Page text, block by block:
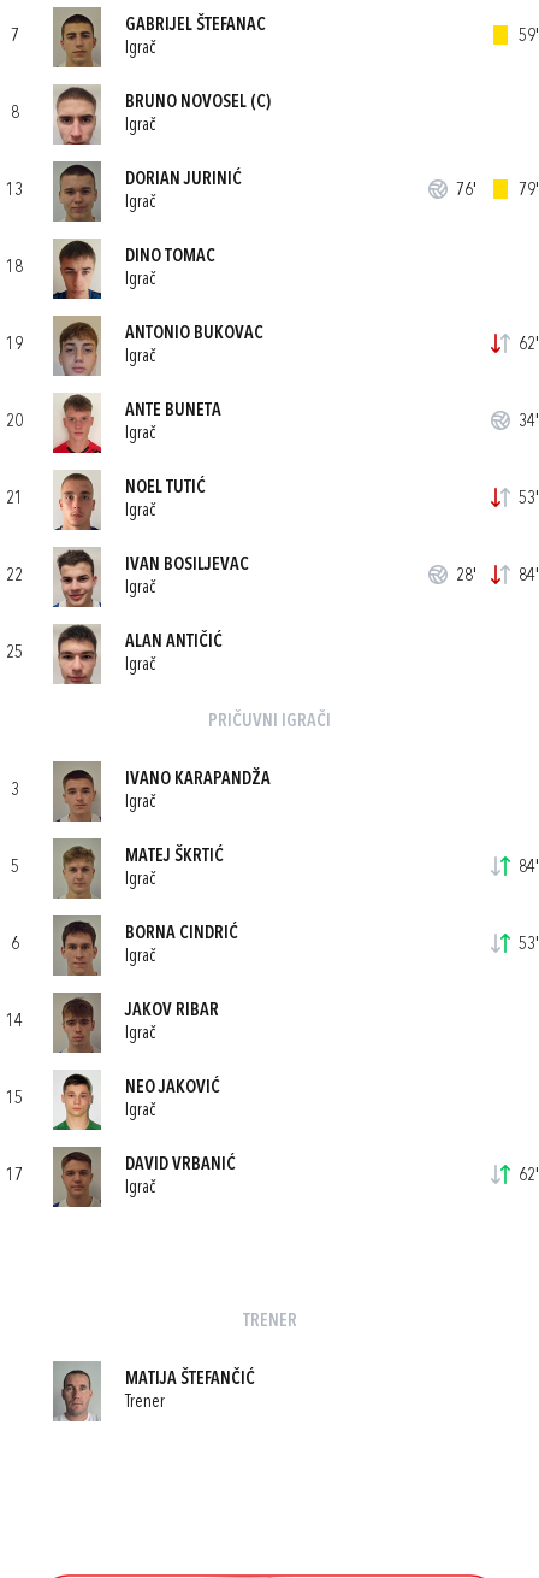
7
GABRIJEL ŠTEFANAC
Igrač
59'
8
BRUNO NOVOSEL (C)
Igrač
13
DORIAN JURINIĆ
Igrač
76' 79'
18
DINO TOMAC
Igrač
19
ANTONIO BUKOVAC
Igrač
62'
20
ANTE BUNETA
Igrač
34'
21
NOEL TUTIĆ
Igrač
53'
22
IVAN BOSILJEVAC
Igrač
28' 84'
25
ALAN ANTIČIĆ
Igrač
PRIČUVNI IGRAČI
3
IVANO KARAPANDŽA
Igrač
5
MATEJ ŠKRTIĆ
Igrač
84'
6
BORNA CINDRIĆ
Igrač
53'
14
JAKOV RIBAR
Igrač
15
NEO JAKOVIĆ
Igrač
17
DAVID VRBANIĆ
Igrač
62'
TRENER
MATIJA ŠTEFANČIĆ
Trener